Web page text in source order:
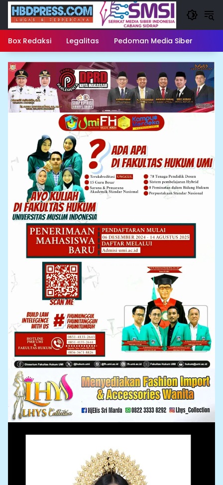
Langsung
konten
Box Redaksi Legalitas Pedoman Media Siber